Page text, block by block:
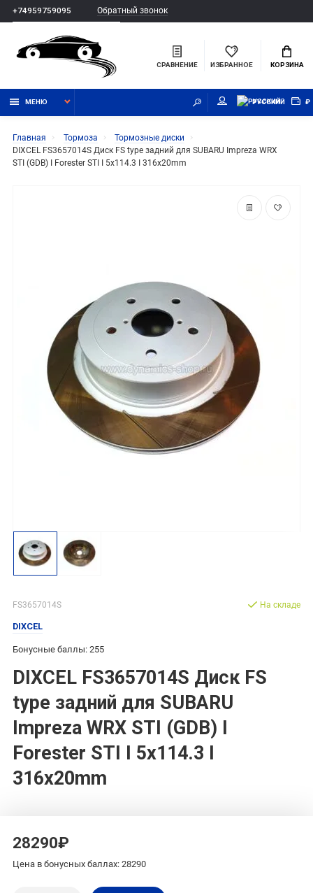
+74959759095 Обратный звонок
СРАВНЕНИЕ ИЗБРАННОЕ КОРЗИНА
МЕНЮ РУССКИЙ ₽
Главная Тормоза
Тормозные диски
DIXCEL FS3657014S Диск FS type задний для SUBARU Impreza WRX
STI (GDB) I Forester STI I 5x114.3 I 316x20mm
FS3657014S
DIXCEL
Бонусные баллы: 255
DIXCEL FS3657014S Диск FS
type задний для SUBARU
Impreza WRX STI (GDB) I
Forester STI I 5x114.3 I
316x20mm
На складе
28290₽
Цена в бонусных баллах: 28290